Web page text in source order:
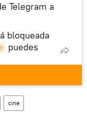
Telegram a
bloqueada
puedes
la red
cine